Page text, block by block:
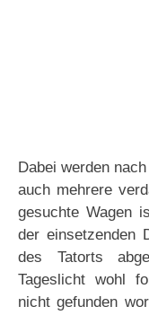
Dabei werden
auch mehrere
gesuchte Wagen
der einsetzenden
des Tatorts
Tageslicht wohl
nicht gefunden